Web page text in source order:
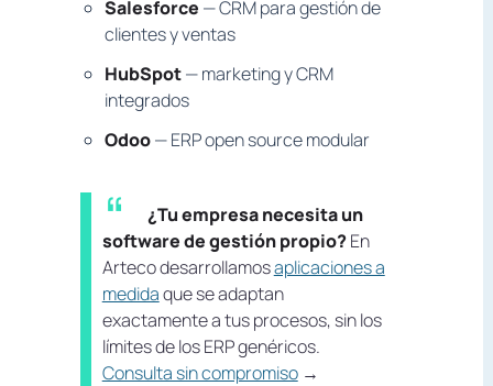
Salesforce — CRM para gestión de
clientes y ventas
HubSpot— marketing y CRM
integrados
Odoo— ERP open source modular
¿Tu empresa necesita un
software de gestión propio?En
Arteco desarrollamosaplicaciones a
medidaque se adaptan
exactamente a tus procesos, sin los
límites de los ERP genéricos.
Consulta sin compromiso→